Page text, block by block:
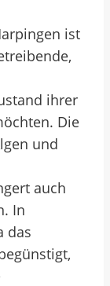
ist
ihrer
Die
und
auch
In
das